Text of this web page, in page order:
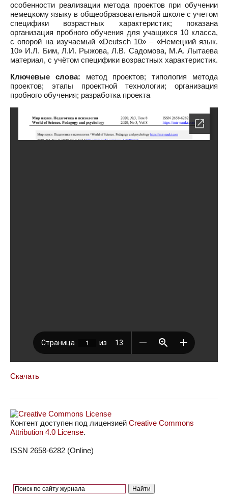
особенности реализации метода проектов при обучении
немецкому языку в общеобразовательной школе с учетом
специфики возрастных характеристик; показана
организация пробного обучения для учащихся 10 класса,
с опорой на изучаемый «Deutsch 10» – «Немецкий язык.
10» И.Л. Бим, Л.И. Рыжова, Л.В. Садомова, М.А. Лытаева
материал, с учётом специфики возрастных характеристик.
Ключевые слова: метод проектов; типология метода
проектов; этапы проектной технологии; организация
пробного обучения; разработка проекта
Скачать
Контент доступен под лицензией Creative Commons
Attribution 4.0 License.
ISSN 2658-6282 (Online)